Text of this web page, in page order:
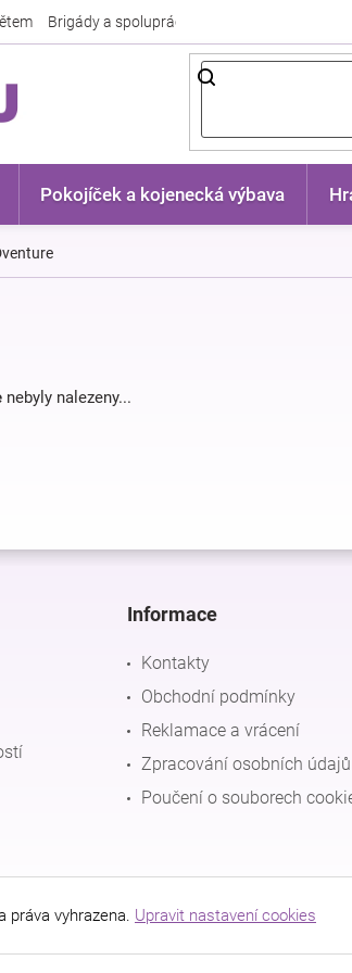
Brigády a spolupráce
Pokojíček a kojenecká výbava
nebyly nalezeny...
Informace
Kontakty
Obchodní podmínky
Reklamace a vrácení
Zpracování osobních údajů
Poučení o souborech
práva vyhrazena. Upravit nastavení cookies